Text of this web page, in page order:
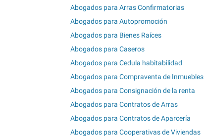
Abogados para Arras Confirmatorias
Abogados para Autopromoción
Abogados para Bienes Raíces
Abogados para Caseros
Abogados para Cedula habitabilidad
Abogados para Compraventa de Inmuebles
Abogados para Consignación de la renta
Abogados para Contratos de Arras
Abogados para Contratos de Aparcería
Abogados para Cooperativas de Viviendas